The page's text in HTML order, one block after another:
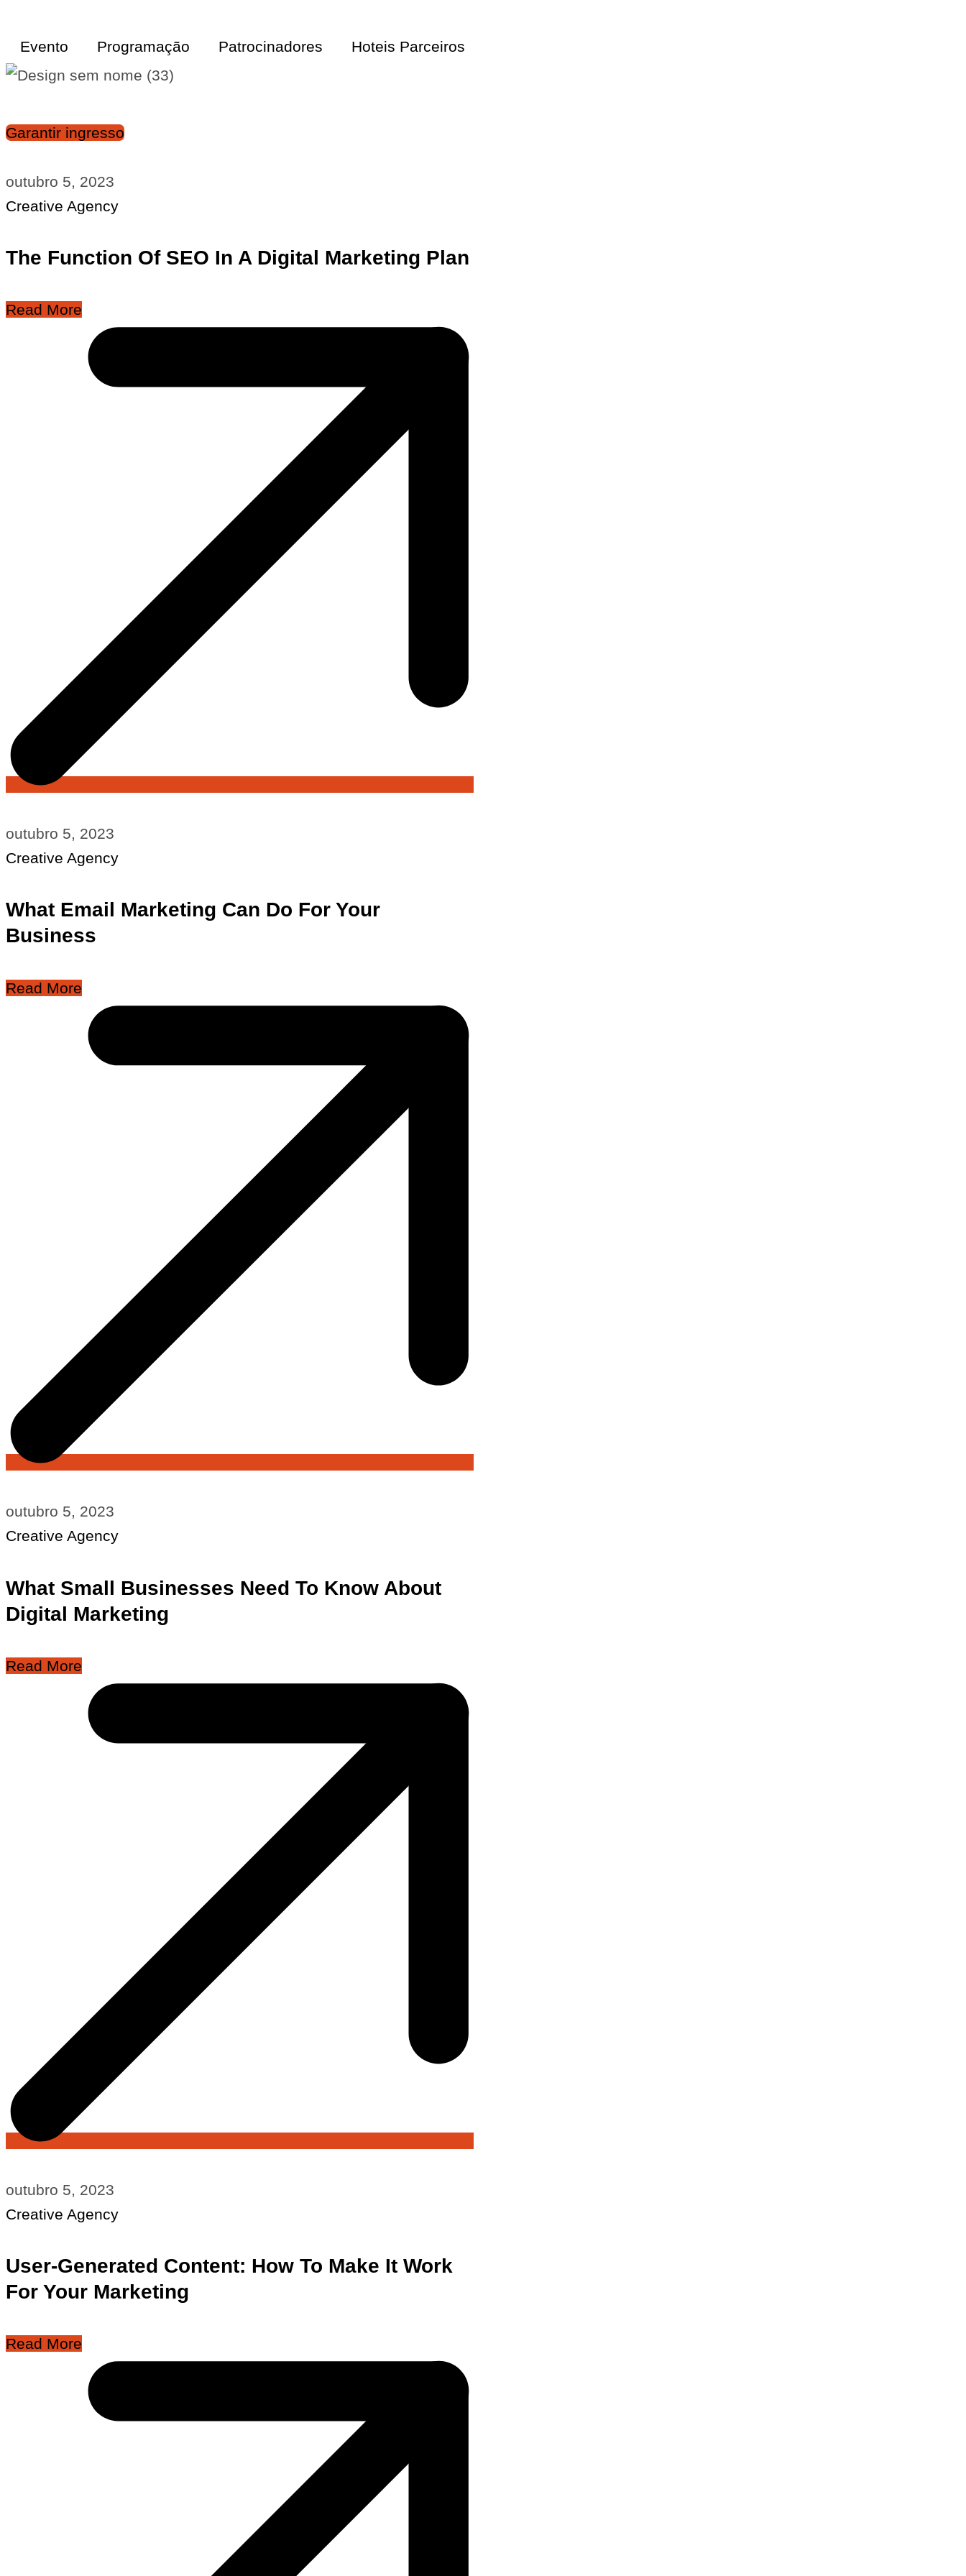
Evento Programação Patrocinadores Hoteis Parceiros
Garantir ingresso
outubro 5, 2023
Creative Agency
The Function Of SEO In A Digital Marketing Plan
Read More
outubro 5, 2023
Creative Agency
What Email Marketing Can Do For Your
Business
Read More
outubro 5, 2023
Creative Agency
What Small Businesses Need To Know About
Digital Marketing
Read More
outubro 5, 2023
Creative Agency
User-Generated Content: How To Make It Work
For Your Marketing
Read More